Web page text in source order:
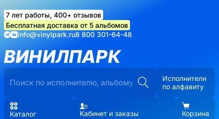
7 лет работы, 400+ отзывов
Бесплатная доставка от 5 альбомов
info@vinylpark.ru8 800 301-64-48
ВИНИЛПАРК
Исполнители
по алфавиту
Каталог Кабинет и заказы Корзина